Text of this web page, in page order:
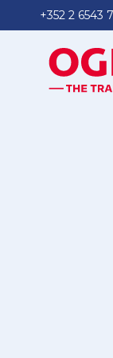
+352 2 6543